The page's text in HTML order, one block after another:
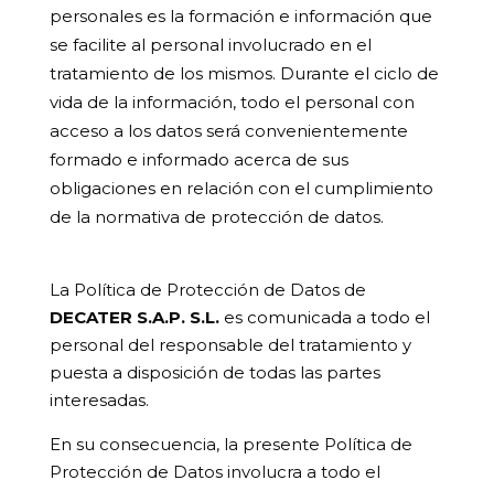
personales es la formación e información que
se facilite al personal involucrado en el
tratamiento de los mismos. Durante el ciclo de
vida de la información, todo el personal con
acceso a los datos será convenientemente
formado e informado acerca de sus
obligaciones en relación con el cumplimiento
de la normativa de protección de datos.
La Política de Protección de Datos de
DECATER S.A.P. S.L.es comunicada a todo el
personal del responsable del tratamiento y
puesta a disposición de todas las partes
interesadas.
En su consecuencia, la presente Política de
Protección de Datos involucra a todo el